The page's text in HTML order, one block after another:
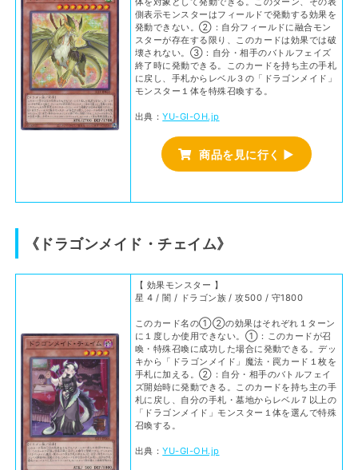
側表示モンスターはフィールドで発動する効果を
発動できない。②：自分フィールドに融合モン
スターが存在する限り、このカードは効果では破
壊されない。③：自分・相手のバトルフェイズ
終了時に発動できる。このカードを持ち主の手札
に戻し、手札からレベル３の「ドラゴンメイド」
モンスター１体を特殊召喚する。
出典：YU-GI-OH.jp
商品を見に行く ▶
《ドラゴンメイド・チェイム》
【 効果モンスター 】
星 4 / 闇 / ドラゴン族 / 攻500 / 守1800
このカード名の①②の効果はそれぞれ１ターン
に１度しか使用できない。①：このカードが召
喚・特殊召喚に成功した場合に発動できる。デッ
キから「ドラゴンメイド」魔法・罠カード１枚を
手札に加える。②：自分・相手のバトルフェイ
ズ開始時に発動できる。このカードを持ち主の手
札に戻し、自分の手札・墓地からレベル７以上の
「ドラゴンメイド」モンスター１体を選んで特殊
召喚する。
出典：YU-GI-OH.jp